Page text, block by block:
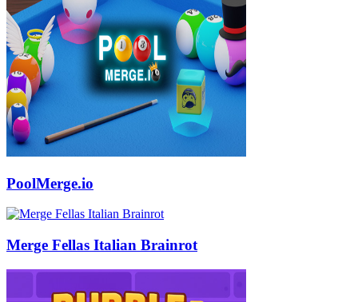
PoolMerge.io
Merge Fellas Italian Brainrot